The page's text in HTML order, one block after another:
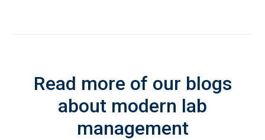
Read more of our blogs
about modern lab
management